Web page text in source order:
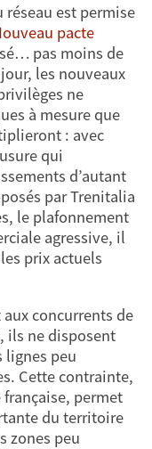
est permise
pacte
pas moins de
les nouveaux
ne
à mesure que
: avec
qui
d’autant
par Trenitalia
le plafonnement
agressive, il
prix actuels
concurrents de
ils ne disposent
lignes peu
Cette contrainte,
permet
du territoire
zones peu